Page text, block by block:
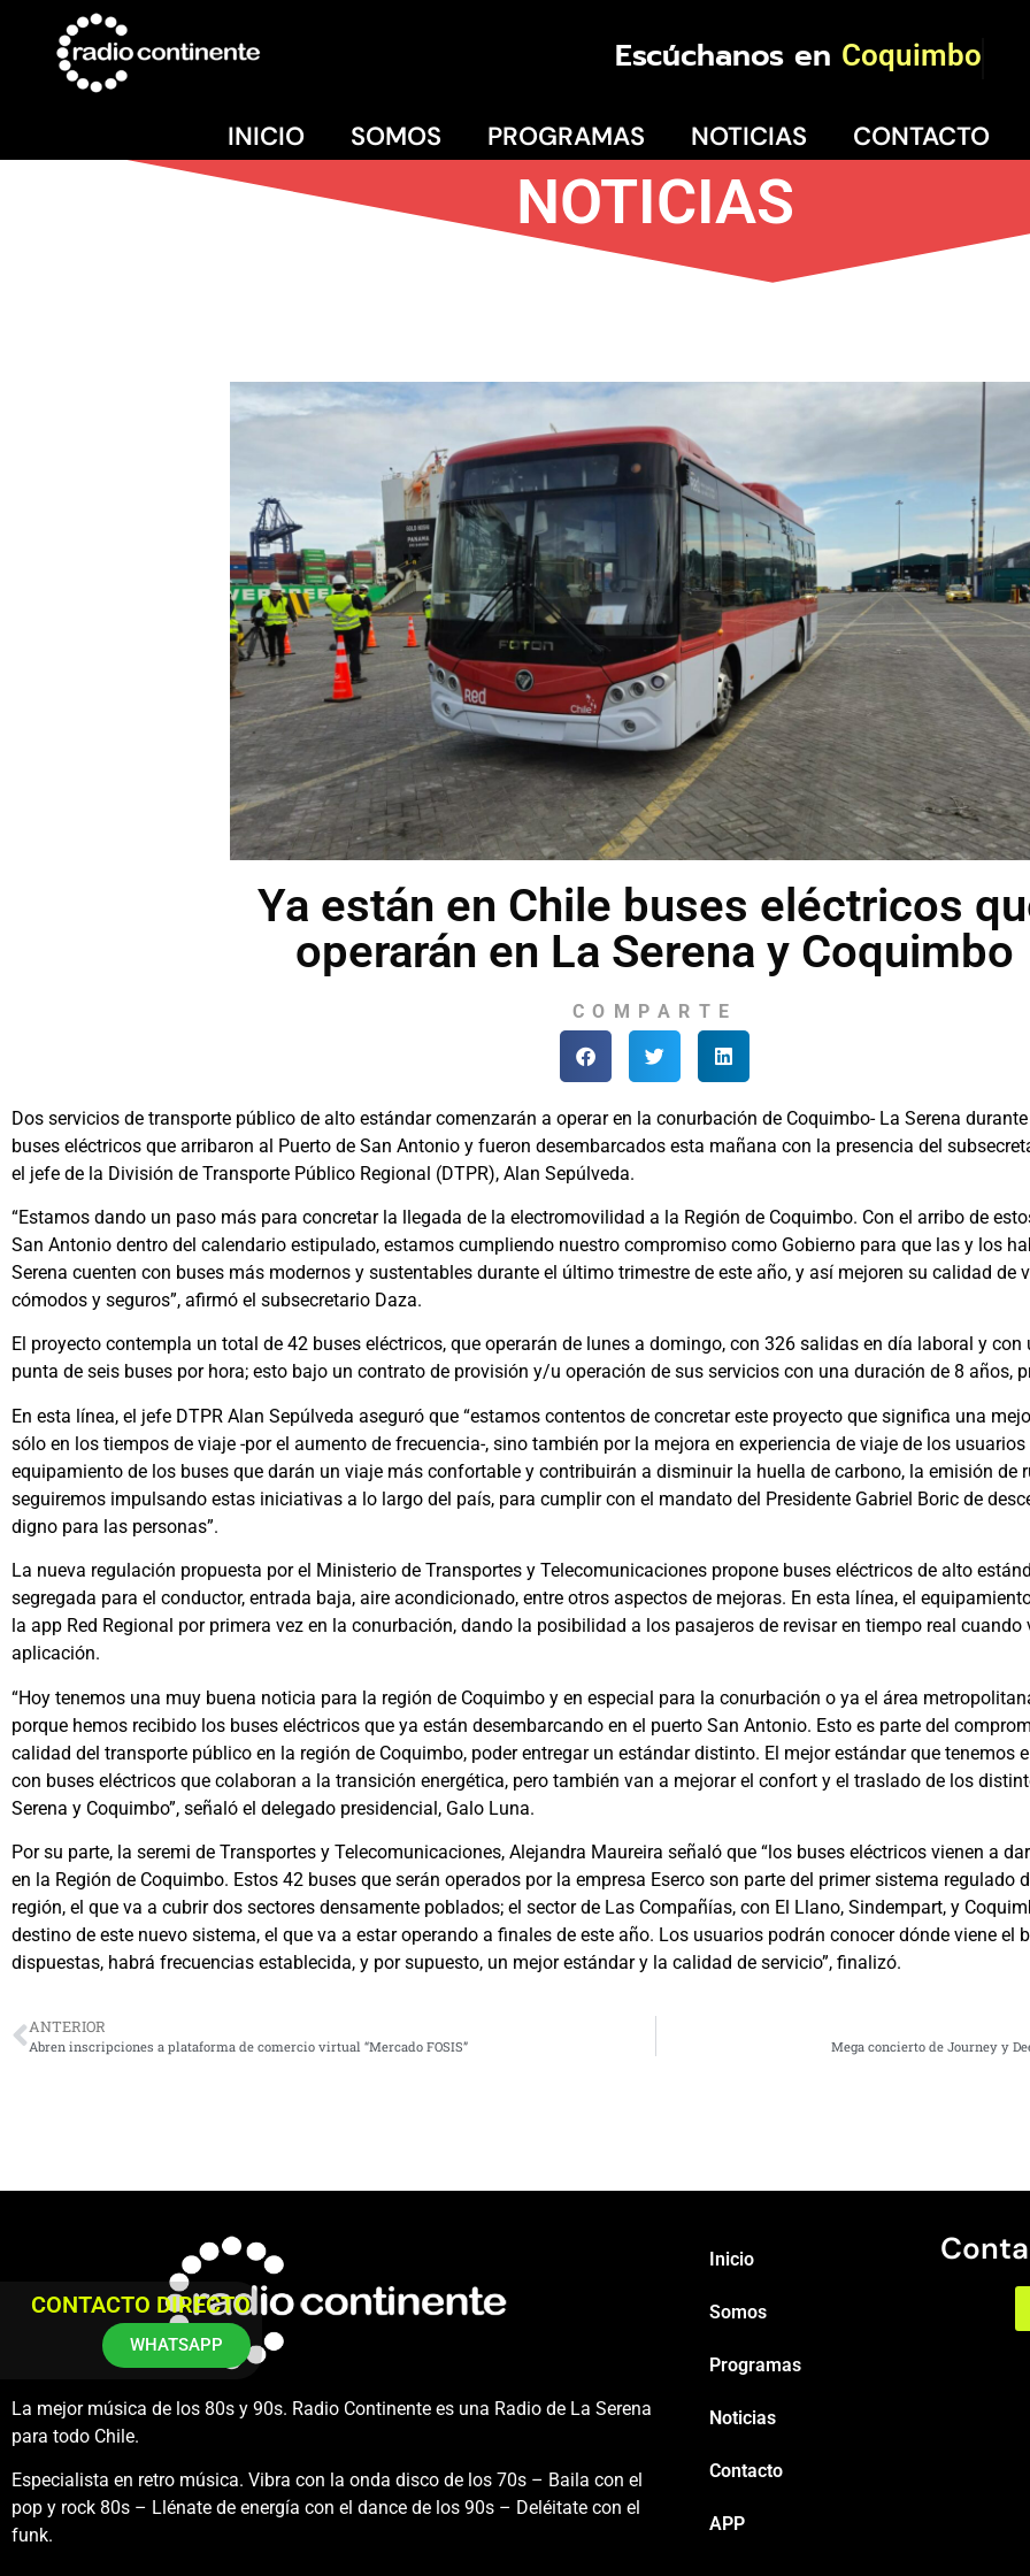
Escúchanos en Coquimbo
INICIO SOMOS PROGRAMAS NOTICIAS CONTACTO
NOTICIAS
Ya están en Chile buses eléctricos
operarán en La Serena y Coquimbo
COMPARTE
Dos servicios de transporte público de alto estándar comenzarán a operar en la conurbación de Coquimbo- La Serena
buses eléctricos que arribaron al Puerto de San Antonio y fueron desembarcados esta mañana con la presencia del
el jefe de la División de Transporte Público Regional (DTPR), Alan Sepúlveda.
“Estamos dando un paso más para concretar la llegada de la electromovilidad a la Región de Coquimbo. Con el arribo de
San Antonio dentro del calendario estipulado, estamos cumpliendo nuestro compromiso como Gobierno para que las y los
Serena cuenten con buses más modernos y sustentables durante el último trimestre de este año, y así mejoren su calidad de
cómodos y seguros”, afirmó el subsecretario Daza.
El proyecto contempla un total de 42 buses eléctricos, que operarán de lunes a domingo, con 326 salidas en día laboral y
punta de seis buses por hora; esto bajo un contrato de provisión y/u operación de sus servicios con una duración de 8 años,
En esta línea, el jefe DTPR Alan Sepúlveda aseguró que “estamos contentos de concretar este proyecto que significa una
sólo en los tiempos de viaje -por el aumento de frecuencia-, sino también por la mejora en experiencia de viaje de los
equipamiento de los buses que darán un viaje más confortable y contribuirán a disminuir la huella de carbono, la emisión de
seguiremos impulsando estas iniciativas a lo largo del país, para cumplir con el mandato del Presidente Gabriel Boric de
digno para las personas”.
La nueva regulación propuesta por el Ministerio de Transportes y Telecomunicaciones propone buses eléctricos de alto
segregada para el conductor, entrada baja, aire acondicionado, entre otros aspectos de mejoras. En esta línea, el
la app Red Regional por primera vez en la conurbación, dando la posibilidad a los pasajeros de revisar en tiempo real cuando
aplicación.
“Hoy tenemos una muy buena noticia para la región de Coquimbo y en especial para la conurbación o ya el área
porque hemos recibido los buses eléctricos que ya están desembarcando en el puerto San Antonio. Esto es parte del
calidad del transporte público en la región de Coquimbo, poder entregar un estándar distinto. El mejor estándar que tenemos
con buses eléctricos que colaboran a la transición energética, pero también van a mejorar el confort y el traslado de los
Serena y Coquimbo”, señaló el delegado presidencial, Galo Luna.
Por su parte, la seremi de Transportes y Telecomunicaciones, Alejandra Maureira señaló que “los buses eléctricos vienen a
en la Región de Coquimbo. Estos 42 buses que serán operados por la empresa Eserco son parte del primer sistema regulado
región, el que va a cubrir dos sectores densamente poblados; el sector de Las Compañías, con El Llano, Sindempart, y
destino de este nuevo sistema, el que va a estar operando a finales de este año. Los usuarios podrán conocer dónde viene el
dispuestas, habrá frecuencias establecida, y por supuesto, un mejor estándar y la calidad de servicio”, finalizó.
ANTERIOR
Abren inscripciones a plataforma de comercio virtual “Mercado FOSIS” Mega concierto de Journey y
La mejor música de los 80s y 90s. Radio Continente es una Radio de La Serena
para todo Chile.
Especialista en retro música. Vibra con la onda disco de los 70s – Baila con el
pop y rock 80s – Llénate de energía con el dance de los 90s – Deléitate con el
funk.
Inicio
Somos
Programas
Noticias
Contacto
APP
CONTACTO DIRECTO
WHATSAPP